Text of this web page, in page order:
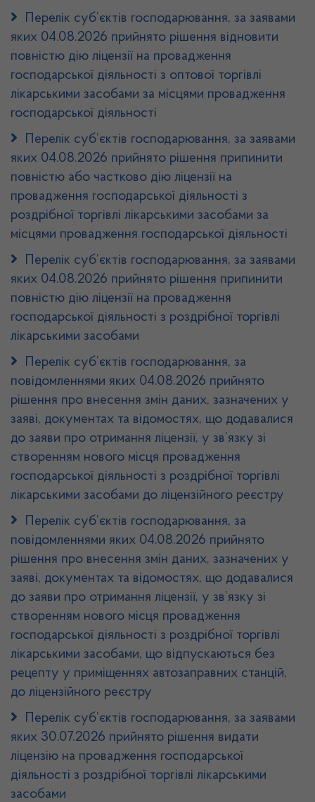
Перелік суб’єктів господарювання, за заявами
яких 04.08.2026 прийнято рішення відновити
повністю дію ліцензії на провадження
господарської діяльності з оптової торгівлі
лікарськими засобами за місцями провадження
господарської діяльності
Перелік суб’єктів господарювання, за заявами
яких 04.08.2026 прийнято рішення припинити
повністю або частково дію ліцензії на
провадження господарської діяльності з
роздрібної торгівлі лікарськими засобами за
місцями провадження господарської діяльності
Перелік суб’єктів господарювання, за заявами
яких 04.08.2026 прийнято рішення припинити
повністю дію ліцензії на провадження
господарської діяльності з роздрібної торгівлі
лікарськими засобами
Перелік суб’єктів господарювання, за
повідомленнями яких 04.08.2026 прийнято
рішення про внесення змін даних, зазначених у
заяві, документах та відомостях, що додавалися
до заяви про отримання ліцензії, у зв’язку зі
створенням нового місця провадження
господарської діяльності з роздрібної торгівлі
лікарськими засобами до ліцензійного реєстру
Перелік суб’єктів господарювання, за
повідомленнями яких 04.08.2026 прийнято
рішення про внесення змін даних, зазначених у
заяві, документах та відомостях, що додавалися
до заяви про отримання ліцензії, у зв’язку зі
створенням нового місця провадження
господарської діяльності з роздрібної торгівлі
лікарськими засобами, що відпускаються без
рецепту у приміщеннях автозаправних станцій,
до ліцензійного реєстру
Перелік суб’єктів господарювання, за заявами
яких 30.07.2026 прийнято рішення видати
ліцензію на провадження господарської
діяльності з роздрібної торгівлі лікарськими
засобами